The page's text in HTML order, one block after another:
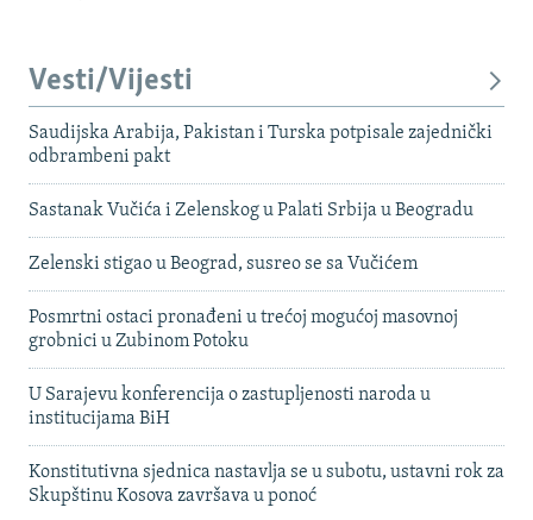
Vesti/Vijesti
Saudijska Arabija, Pakistan i Turska potpisale zajednički
odbrambeni pakt
Sastanak Vučića i Zelenskog u Palati Srbija u Beogradu
Zelenski stigao u Beograd, susreo se sa Vučićem
Posmrtni ostaci pronađeni u trećoj mogućoj masovnoj
grobnici u Zubinom Potoku
U Sarajevu konferencija o zastupljenosti naroda u
institucijama BiH
Konstitutivna sjednica nastavlja se u subotu, ustavni rok za
Skupštinu Kosova završava u ponoć